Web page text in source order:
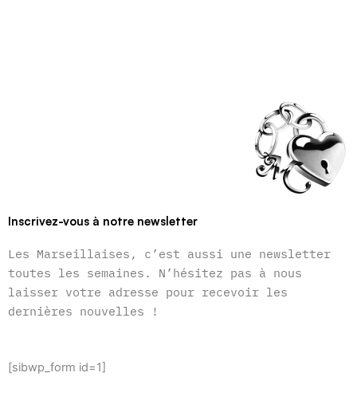
Inscrivez-vous à notre newsletter
Les Marseillaises, c’est aussi une newsletter
toutes les semaines. N’hésitez pas à nous
laisser votre adresse pour recevoir les
dernières nouvelles !
[sibwp_form id=1]